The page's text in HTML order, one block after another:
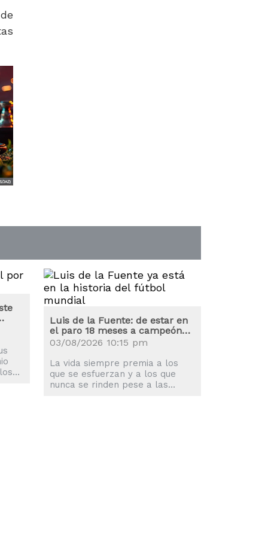
Luis de la Fuente: de estar en
el paro 18 meses a campeón
del mundo
03/08/2026 10:15 pm
La vida siempre premia a los
que se esfuerzan y a los que
nunca se rinden pese a las